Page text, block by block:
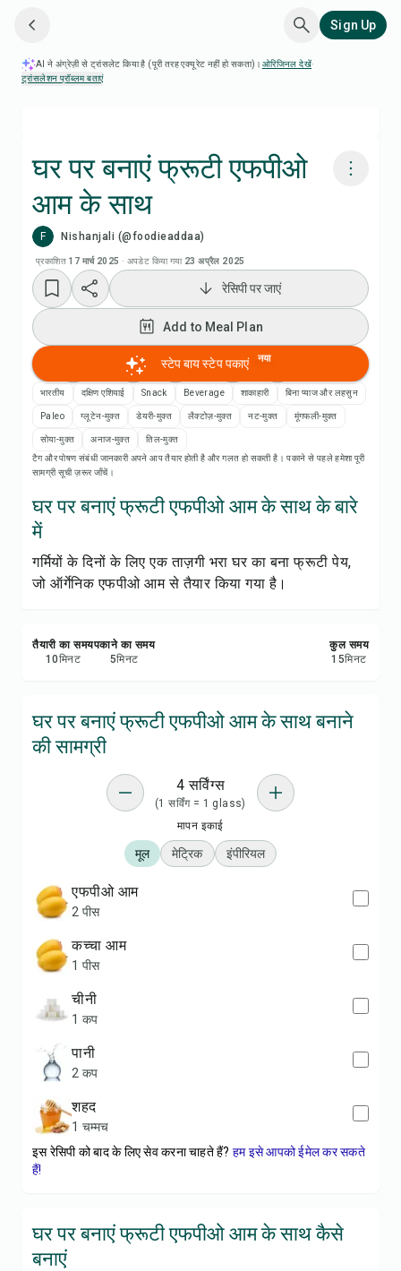
Sign Up
AI ने अंग्रेज़ी से ट्रांसलेट किया है (पूरी तरह एक्यूरेट नहीं हो सकता)। ओरिजिनल देखें·
ट्रांसलेशन प्रॉब्लम बताएं
घर पर बनाएं फ्रूटी एफपीओ
आम के साथ
F Nishanjali (@foodieaddaa)
प्रकाशित 17 मार्च 2025 · अपडेट किया गया 23 अप्रैल 2025
रेसिपी वीडियो देखें
Add to Meal Plan
Add to Shopping List
रेसिपी प्रिंट करें
सेव करें
रेसिपी पर जाएं
Add to Meal Plan
स्टेप बाय स्टेप पकाएं नया
भारतीय दक्षिण एशियाई Snack Beverage शाकाहारी बिना प्याज और लहसुन
Paleo ग्लूटेन-मुक्त डेयरी-मुक्त लैक्टोज़-मुक्त नट-मुक्त मूंगफली-मुक्त
सोया-मुक्त अनाज-मुक्त
तिल-मुक्त
टैग और पोषण संबंधी जानकारी अपने आप तैयार होती है और गलत हो सकती है। पकाने से पहले हमेशा पूरी
सामग्री सूची ज़रूर जाँचें।
घर पर बनाएं फ्रूटी एफपीओ आम के साथ के बारे
में
गर्मियों के दिनों के लिए एक ताज़गी भरा घर का बना फ्रूटी पेय,
जो ऑर्गेनिक एफपीओ आम से तैयार किया गया है।
तैयारी का समय
10मिनट
पकाने का समय
5मिनट
कुल समय
15मिनट
घर पर बनाएं फ्रूटी एफपीओ आम के साथ बनाने
की सामग्री
4 सर्विंग्स
(1 सर्विंग = 1 glass)
मापन इकाई
मूल मेट्रिक इंपीरियल
एफपीओ आम
2 पीस
कच्चा आम
1 पीस
चीनी
1 कप
पानी
2 कप
शहद
1 चम्मच
इस रेसिपी को बाद के लिए सेव करना चाहते हैं? हम इसे आपको ईमेल कर सकते
हैं!
घर पर बनाएं फ्रूटी एफपीओ आम के साथ कैसे
बनाएं